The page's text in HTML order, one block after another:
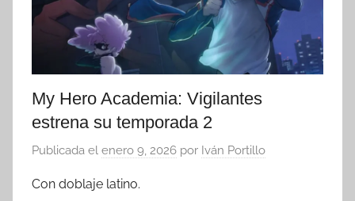
My Hero Academia: Vigilantes
estrena su temporada 2
Publicada el enero 9, 2026 por Iván Portillo
Con doblaje latino.